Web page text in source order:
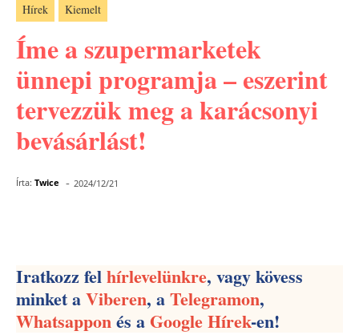
Hírek Kiemelt
Íme a szupermarketek
ünnepi programja – eszerint
tervezzük meg a karácsonyi
bevásárlást!
Írta: Twice - 2024/12/21
Iratkozz felhírlevelünkre, vagy kövess
minket aViberen, aTelegramon,
Whatsapponés aGoogle Hírek-en!